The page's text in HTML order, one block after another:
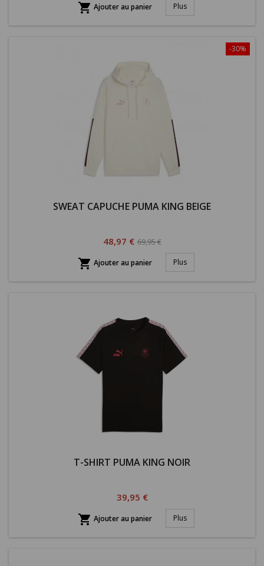
 Ajouter au panier Plus
-30%
SWEAT CAPUCHE PUMA KING BEIGE
Prix
48,97 € Prix
habituel
69,95 €
 Ajouter au panier Plus
T-SHIRT PUMA KING NOIR
Prix
39,95 €
 Ajouter au panier Plus